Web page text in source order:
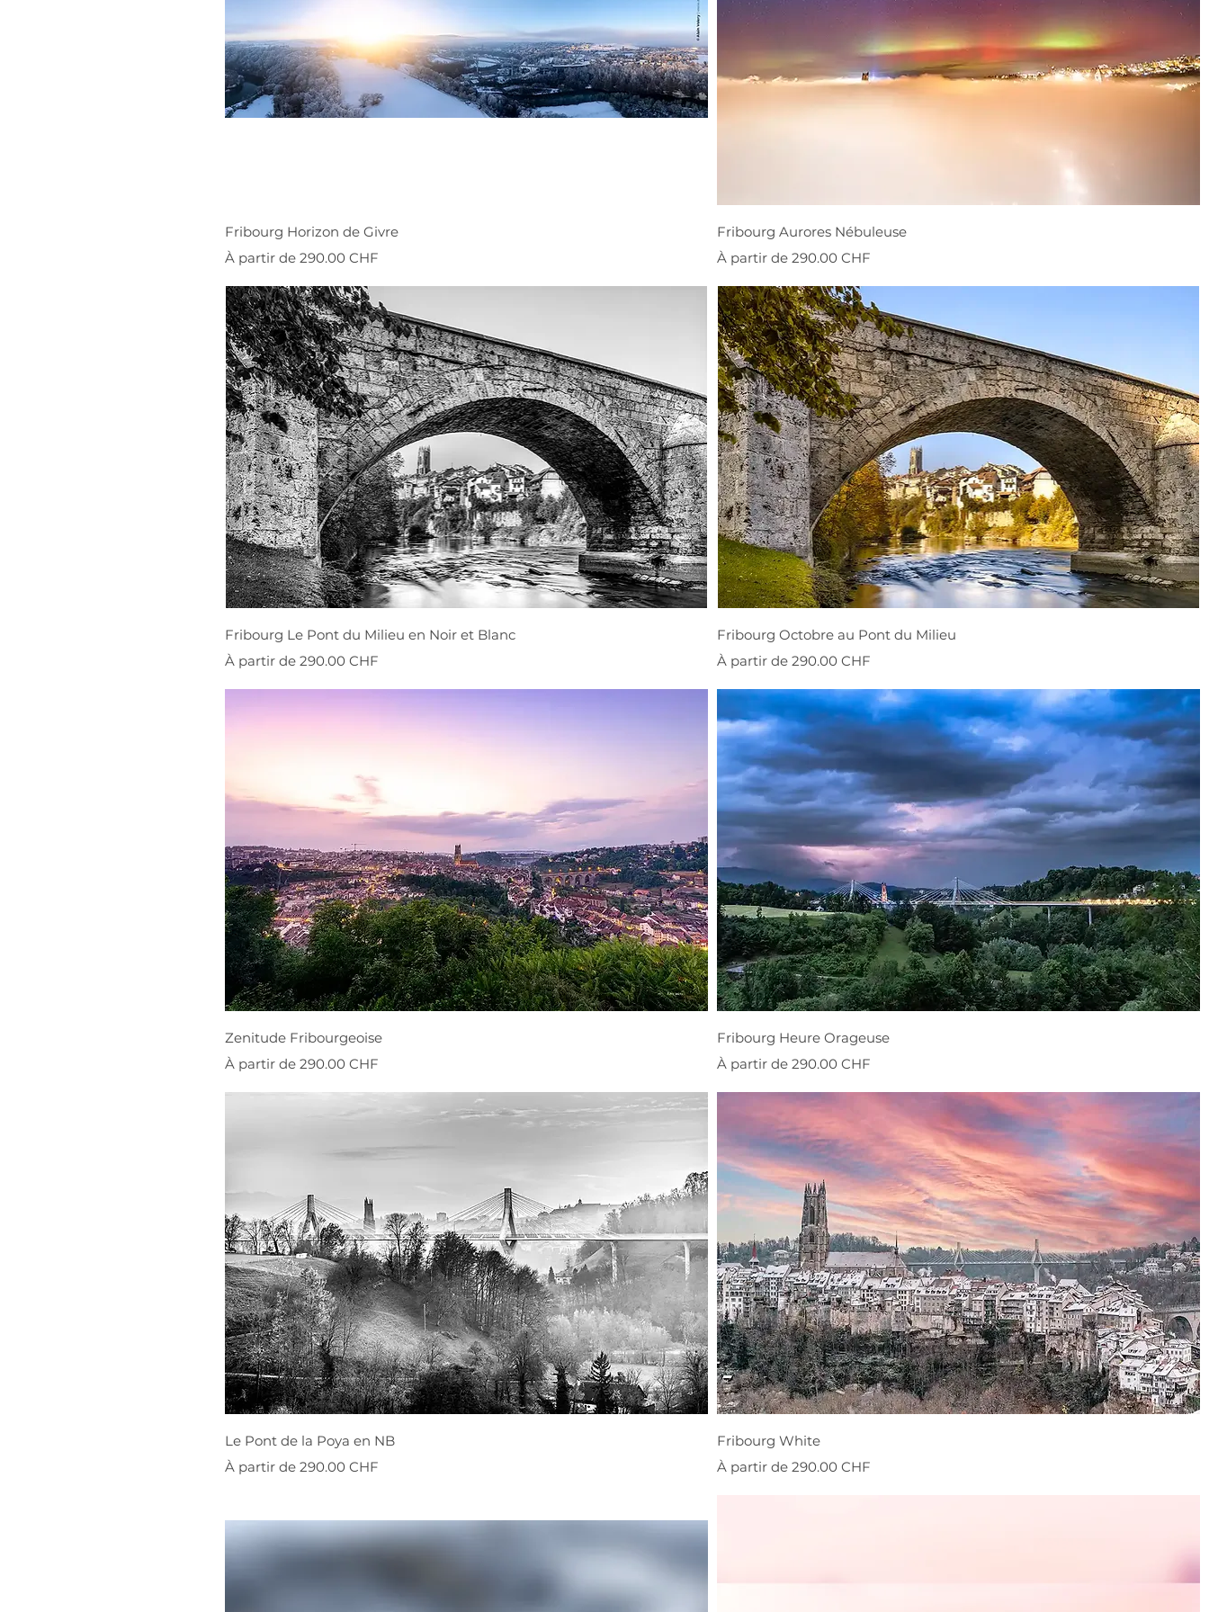
Fribourg Horizon de Givre
À partir de 290.00 CHF
Prix promotionnel
Fribourg Aurores Nébuleuse
À partir de 290.00 CHF
Prix promotionnel
Fribourg Le Pont du Milieu en Noir et Blanc
À partir de 290.00 CHF
Prix promotionnel
Fribourg Octobre au Pont du Milieu
À partir de 290.00 CHF
Prix promotionnel
Zenitude Fribourgeoise
À partir de 290.00 CHF
Prix promotionnel
Fribourg Heure Orageuse
À partir de 290.00 CHF
Prix promotionnel
Le Pont de la Poya en NB
À partir de 290.00 CHF
Prix promotionnel
Fribourg White
À partir de 290.00 CHF
Prix promotionnel